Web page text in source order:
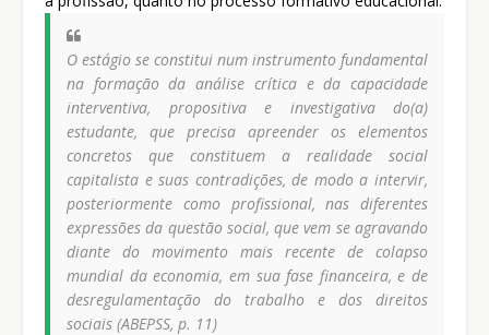
O estágio se constitui num instrumento fundamental
na formação da análise crítica e da capacidade
interventiva, propositiva e investigativa do(a)
estudante, que precisa apreender os elementos
concretos que constituem a realidade social
capitalista e suas contradições, de modo a intervir,
posteriormente como profissional, nas diferentes
expressões da questão social, que vem se agravando
diante do movimento mais recente de colapso
mundial da economia, em sua fase financeira, e de
desregulamentação do trabalho e dos direitos
sociais (ABEPSS, p. 11)